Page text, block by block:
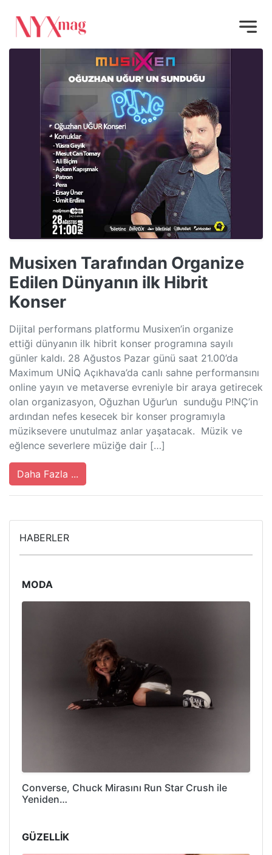
Musixen Tarafından Organize
Edilen Dünyanın ilk Hibrit
Konser
Dijital performans platformu Musixen’in organize
ettiği dünyanın ilk hibrit konser programına sayılı
günler kaldı. 28 Ağustos Pazar günü saat 21.00’da
Maximum UNİQ Açıkhava’da canlı sahne performansını
online yayın ve metaverse evreniyle bir araya getirecek
olan organizasyon, Oğuzhan Uğur’un sunduğu P!NÇ’in
ardından nefes kesecek bir konser programıyla
müziksevere unutulmaz anlar yaşatacak. Müzik ve
eğlence severlere müziğe dair […]
Daha Fazla ...
HABERLER
MODA
Converse, Chuck Mirasını Run Star Crush ile
Yeniden…
GÜZELLİK